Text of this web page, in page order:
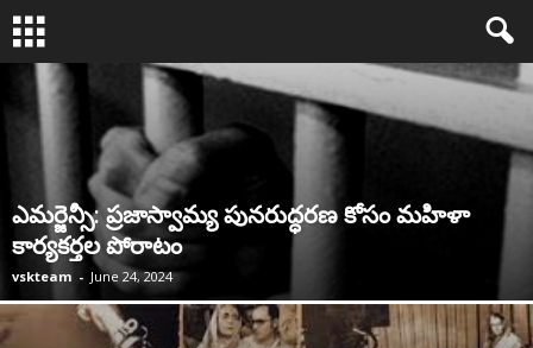
ఎమర్జెన్సీ: ప్రజాస్వామ్య పునరుద్ధరణ కోసం మహిళా
కార్యకర్తల పోరాటం
vskteam - June 24, 2024